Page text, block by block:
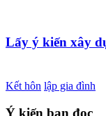
Lấy ý kiến xây
Kết hôn lập gia đình
Ý kiến bạn đọc